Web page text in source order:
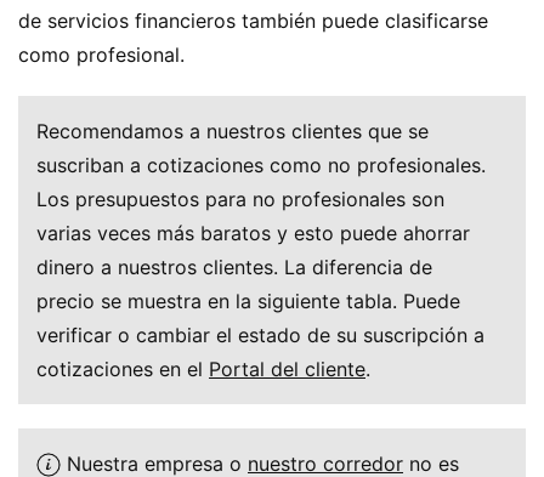
de servicios financieros también puede clasificarse
como profesional.
Recomendamos a nuestros clientes que se
suscriban a cotizaciones como no profesionales.
Los presupuestos para no profesionales son
varias veces más baratos y esto puede ahorrar
dinero a nuestros clientes. La diferencia de
precio se muestra en la siguiente tabla. Puede
verificar o cambiar el estado de su suscripción a
cotizaciones en el Portal del cliente.
Nuestra empresa o nuestro corredor no es